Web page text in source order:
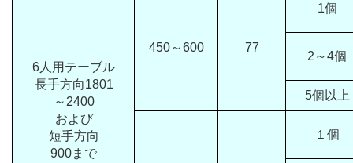
6人用テーブル
長手方向1801
～2400
および
短手方向
900まで
450～600 77
1個
2～4個
5個以上
１個